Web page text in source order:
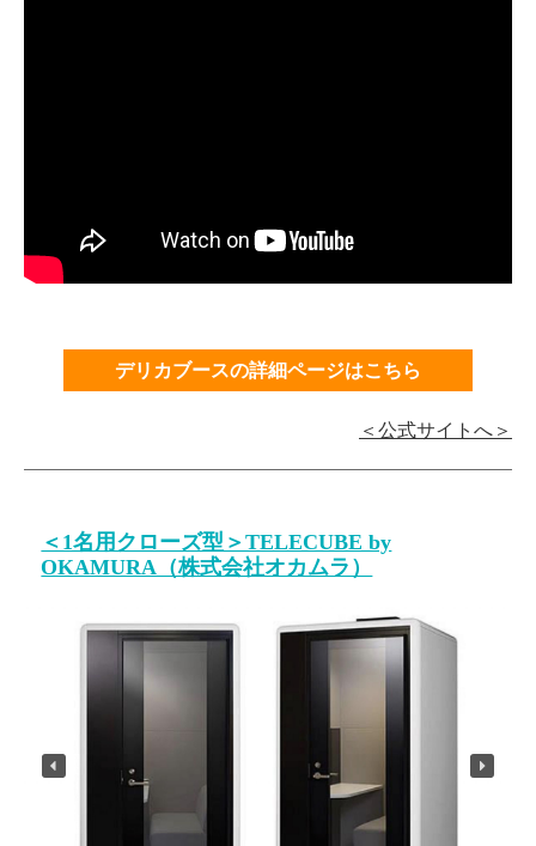
デリカブースの詳細ページはこちら
＜公式サイトへ＞
＜1名用クローズ型＞TELECUBE by
OKAMURA（株式会社オカムラ）